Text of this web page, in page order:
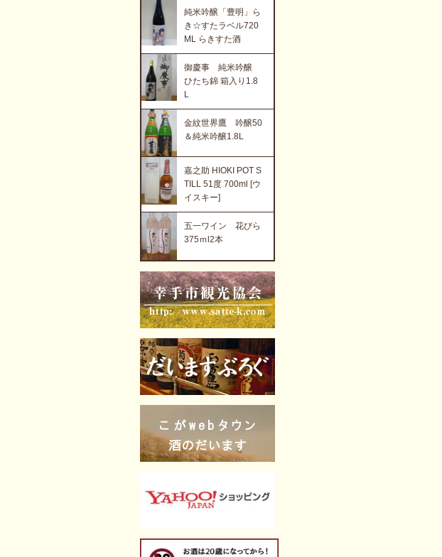
純米吟醸「豊明」ら
き☆すたラベル720
ML らきすた酒
御慶事 純米吟醸
ひたち錦 箱入り1.8
L
金紋世界鷹 吟醸50
＆純米吟醸1.8L
嘉之助 HIOKI POT S
TILL 51度 700ml [ウ
イスキー]
五一ワイン 花びら
375ｍl2本